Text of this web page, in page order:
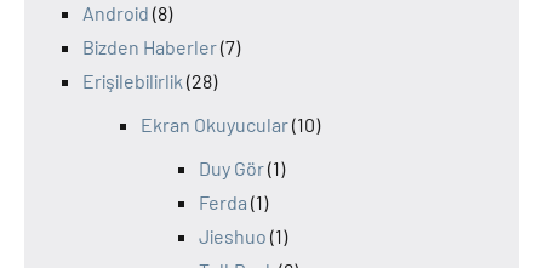
Android (8)
Bizden Haberler(7)
Erişilebilirlik (28)
Ekran Okuyucular(10)
Duy Gör(1)
Ferda (1)
Jieshuo (1)